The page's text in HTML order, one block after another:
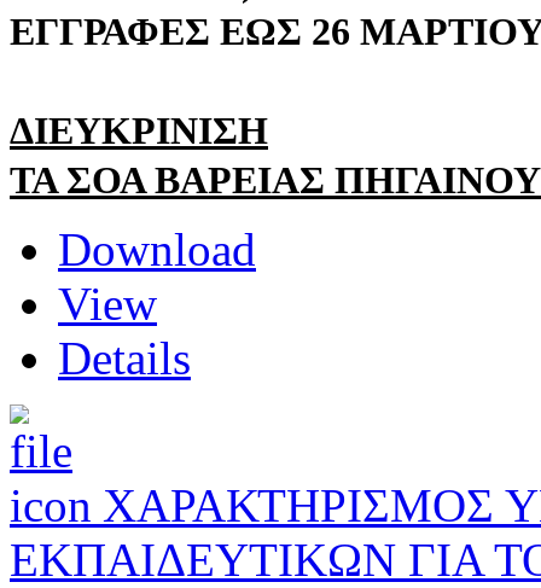
ΕΓΓΡΑΦΕΣ ΕΩΣ 26 ΜΑΡΤΙΟΥ
ΔΙΕΥΚΡΙΝΙΣΗ
ΤΑ ΣΟΑ ΒΑΡΕΙΑΣ
Download
View
Details
ΧΑΡΑΚΤΗΡΙΣΜΟΣ
ΕΚΠΑΙΔΕΥΤΙΚΩΝ ΓΙΑ